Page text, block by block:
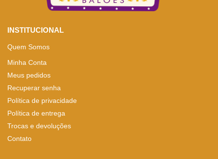
INSTITUCIONAL
Quem Somos
Minha Conta
Meus pedidos
Recuperar senha
Política de privacidade
Política de entrega
Trocas e devoluções
Contato